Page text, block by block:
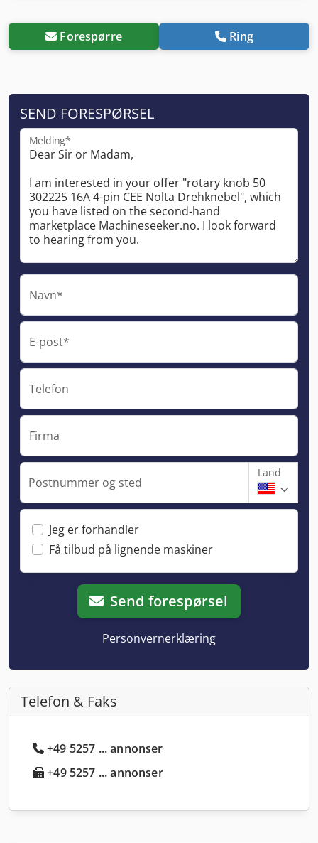
Forespørre Ring
SEND FORESPØRSEL
Melding*
Navn*
E-post*
Telefon
Firma
Postnummer og sted
Land
Jeg er forhandler
Få tilbud på lignende maskiner
Send forespørsel
Personvernerklæring
Telefon & Faks
+49 5257 ... annonser
+49 5257 ... annonser